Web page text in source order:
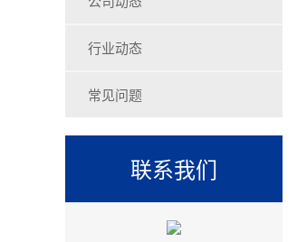
行业动态
常见问题
联系我们